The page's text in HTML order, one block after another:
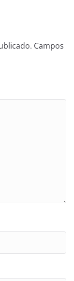
Campos